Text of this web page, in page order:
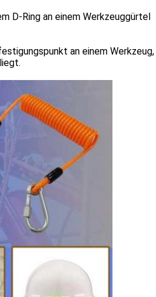
D-Ring an einem Werkzeuggürtel
an einem Werkzeug,